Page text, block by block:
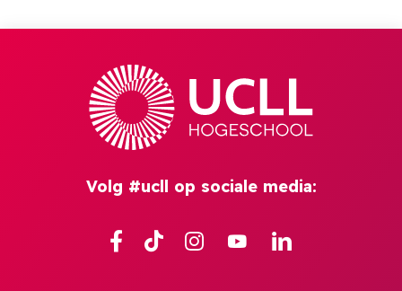
Volg #ucll op sociale media:
Facebook
TikTok Instagram
YouTube